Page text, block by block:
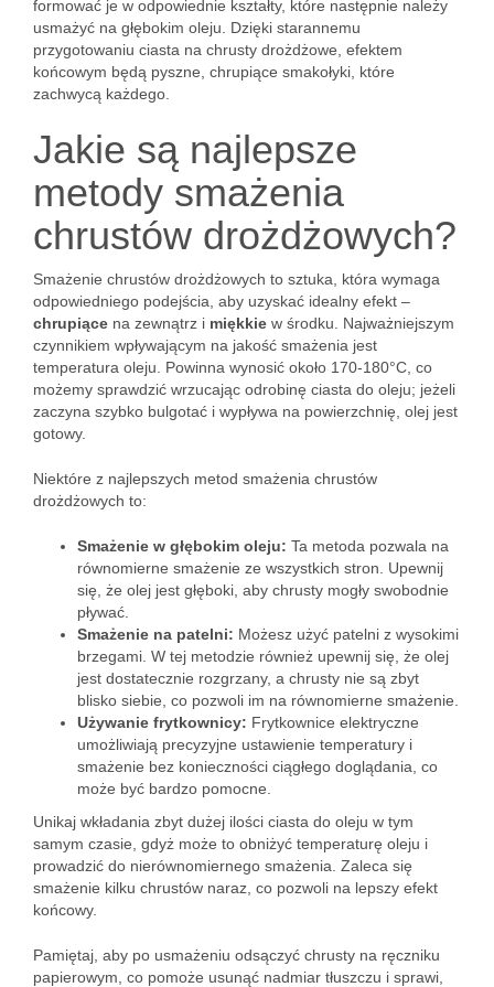
formować je w odpowiednie kształty, które następnie należy
usmażyć na głębokim oleju. Dzięki starannemu
przygotowaniu ciasta na chrusty drożdżowe, efektem
końcowym będą pyszne, chrupiące smakołyki, które
zachwycą każdego.
Jakie są najlepsze
metody smażenia
chrustów drożdżowych?
Smażenie chrustów drożdżowych to sztuka, która wymaga
odpowiedniego podejścia, aby uzyskać idealny efekt –
chrupiące na zewnątrz i miękkie w środku. Najważniejszym
czynnikiem wpływającym na jakość smażenia jest
temperatura oleju. Powinna wynosić około 170-180°C, co
możemy sprawdzić wrzucając odrobinę ciasta do oleju; jeżeli
zaczyna szybko bulgotać i wypływa na powierzchnię, olej jest
gotowy.
Niektóre z najlepszych metod smażenia chrustów
drożdżowych to:
Smażenie w głębokim oleju: Ta metoda pozwala na
równomierne smażenie ze wszystkich stron. Upewnij
się, że olej jest głęboki, aby chrusty mogły swobodnie
pływać.
Smażenie na patelni: Możesz użyć patelni z wysokimi
brzegami. W tej metodzie również upewnij się, że olej
jest dostatecznie rozgrzany, a chrusty nie są zbyt
blisko siebie, co pozwoli im na równomierne smażenie.
Używanie frytkownicy: Frytkownice elektryczne
umożliwiają precyzyjne ustawienie temperatury i
smażenie bez konieczności ciągłego doglądania, co
może być bardzo pomocne.
Unikaj wkładania zbyt dużej ilości ciasta do oleju w tym
samym czasie, gdyż może to obniżyć temperaturę oleju i
prowadzić do nierównomiernego smażenia. Zaleca się
smażenie kilku chrustów naraz, co pozwoli na lepszy efekt
końcowy.
Pamiętaj, aby po usmażeniu odsączyć chrusty na ręczniku
papierowym, co pomoże usunąć nadmiar tłuszczu i sprawi,